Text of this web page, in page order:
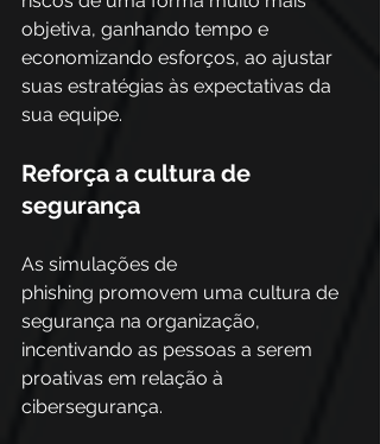
objetiva, ganhando tempo e
economizando esforços, ao ajustar
suas estratégias às expectativas da
sua equipe.
Reforça a cultura de
segurança
As simulações de
phishing promovem uma cultura de
segurança na organização,
incentivando as pessoas a serem
proativas em relação à
cibersegurança.